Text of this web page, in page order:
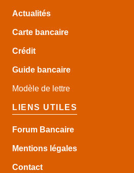
Actualités
Carte bancaire
Crédit
Guide bancaire
Modèle de lettre
LIENS UTILES
Forum Bancaire
Mentions légales
Contact